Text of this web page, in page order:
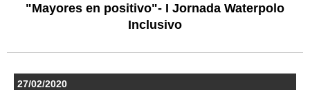
"Mayores en positivo"- I Jornada Waterpolo
Inclusivo
27/02/2020